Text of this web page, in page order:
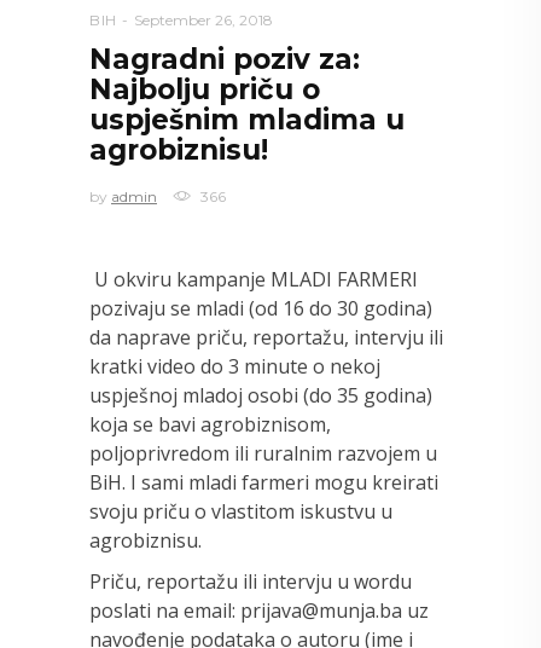
BIH September 26, 2018
Nagradni poziv za:
Najbolju priču o
uspješnim mladima u
agrobiznisu!
by admin 366
U okviru kampanje MLADI FARMERI
pozivaju se mladi (od 16 do 30 godina)
da naprave priču, reportažu, intervju ili
kratki video do 3 minute o nekoj
uspješnoj mladoj osobi (do 35 godina)
koja se bavi agrobiznisom,
poljoprivredom ili ruralnim razvojem u
BiH. I sami mladi farmeri mogu kreirati
svoju priču o vlastitom iskustvu u
agrobiznisu.
Priču, reportažu ili intervju u wordu
poslati na email: prijava@munja.ba uz
navođenje podataka o autoru (ime i